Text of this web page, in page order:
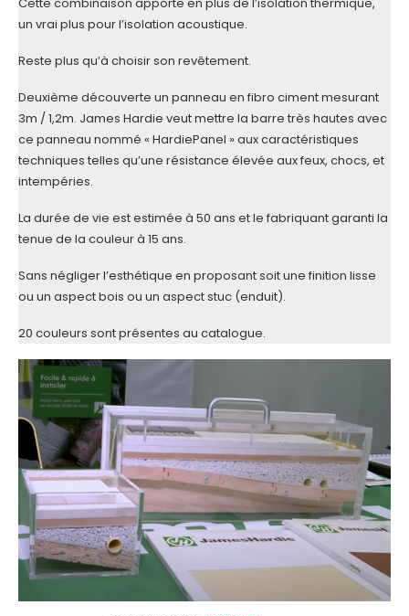
un vrai plus pour l’isolation acoustique.
Reste plus qu’à choisir son revêtement.
Deuxième découverte un panneau en fibro ciment mesurant
3m / 1,2m. James Hardie veut mettre la barre très hautes avec
ce panneau nommé « HardiePanel » aux caractéristiques
techniques telles qu’une résistance élevée aux feux, chocs, et
intempéries.
La durée de vie est estimée à 50 ans et le fabriquant garanti la
tenue de la couleur à 15 ans.
Sans négliger l’esthétique en proposant soit une finition lisse
ou un aspect bois ou un aspect stuc (enduit).
20 couleurs sont présentes au catalogue.